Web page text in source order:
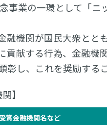
事業の一環として「ニ
融機関が国民大衆とと
貢献する行為、金融機
し、これを奨励する
】
受賞金融機関名など